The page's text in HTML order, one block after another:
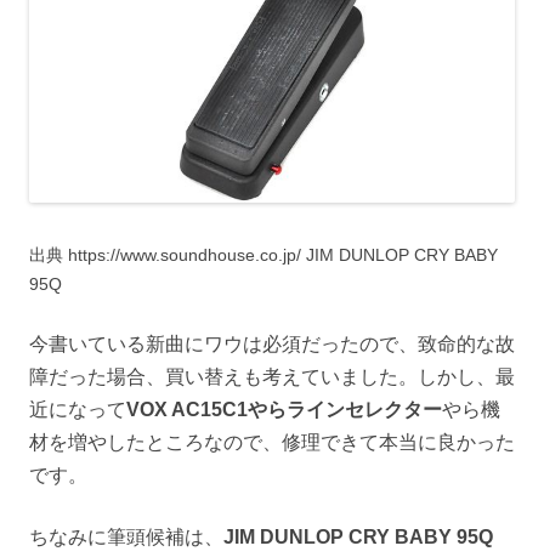
出典 https://www.soundhouse.co.jp/ JIM DUNLOP CRY BABY
95Q
今書いている新曲にワウは必須だったので、致命的な故
障だった場合、買い替えも考えていました。しかし、最
近になってVOX AC15C1やらラインセレクターやら機
材を増やしたところなので、修理できて本当に良かった
です。
ちなみに筆頭候補は、 JIM DUNLOP CRY BABY 95Q